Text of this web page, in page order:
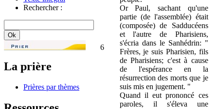
Rechercher :
La prière
Prières par thèmes
6
Or Paul, sachant qu'une
partie (de l'assemblée) était
(composée) de Sadducéens
et l'autre de Pharisiens,
s'écria dans le Sanhédrin: "
Frères, je suis Pharisien, fils
de Pharisiens; c'est à cause
de l'espérance en la
résurrection des morts que je
suis mis en jugement. "
Quand il eut prononcé ces
paroles, il s'éleva une